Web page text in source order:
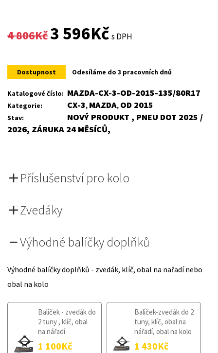
4 806Kč
Original
was:
4
806Kč.
3 596KčCurrent
is:
3
596Kč.
s DPH
Dostupnost Odesíláme do 3 pracovních dnů
Katalogové číslo: MAZDA-CX-3-OD-2015-135/80R17
Kategorie: CX-3, MAZDA, OD 2015
Stav:
NOVÝ PRODUKT , PNEU DOT 2025 /
2026, ZÁRUKA 24 MĚSÍCŮ,
Příslušenství pro kolo
Zvedáky
Výhodné balíčky doplňků
Výhodné balíčky doplňků - zvedák, klíč, obal na nařadí nebo
obal na kolo
Balíček - zvedák do
2 tuny , klíč, obal
na nářadí
1 100Kč
Balíček-zvedák do 2
tuny, klíč, obal na
nářadí, obal na kolo
1 430Kč